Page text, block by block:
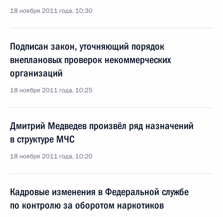
18 ноября 2011 года, 10:30
Подписан закон, уточняющий порядок
внеплановых проверок некоммерческих
организаций
18 ноября 2011 года, 10:25
Дмитрий Медведев произвёл ряд назначений
в структуре МЧС
18 ноября 2011 года, 10:20
Кадровые изменения в Федеральной службе
по контролю за оборотом наркотиков